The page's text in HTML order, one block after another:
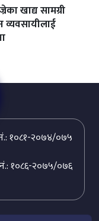
खाद्य सामग्री
व्यवसायीलाई
१०८१-२०७४/०७५
नं.: १०८६-२०७५/०७६